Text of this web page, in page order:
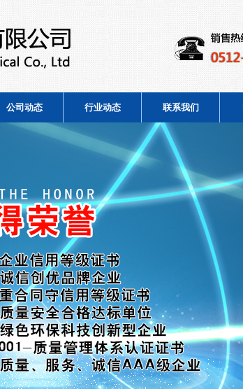
公司动态 行业动态 联系我们